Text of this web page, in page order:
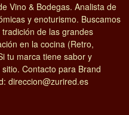
Vino & Bodegas. Analista de
y enoturismo. Buscamos
de las grandes
en la cocina (Retro,
tu marca tiene sabor y
Contacto para Brand
direccion@zurired.es